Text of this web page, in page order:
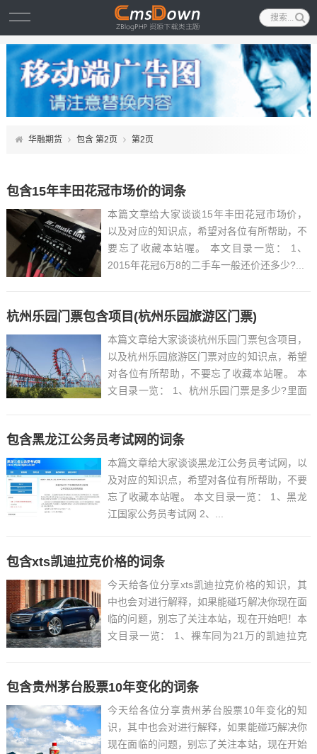
华融期货 包含 第2页 第2页
包含15年丰田花冠市场价的词条
本篇文章给大家谈谈15年丰田花冠市场价，
以及对应的知识点，希望对各位有所帮助，不
要忘了收藏本站喔。 本文目录一览： 1、
2015年花冠6万8的二手车一般还价还多少?...
杭州乐园门票包含项目(杭州乐园旅游区门票)
本篇文章给大家谈谈杭州乐园门票包含项目，
以及杭州乐园旅游区门票对应的知识点，希望
对各位有所帮助，不要忘了收藏本站喔。 本
文目录一览： 1、杭州乐园门票是多少?里面
包含黑龙江公务员考试网的词条
本篇文章给大家谈谈黑龙江公务员考试网，以
及对应的知识点，希望对各位有所帮助，不要
忘了收藏本站喔。 本文目录一览： 1、黑龙
江国家公务员考试网 2、...
包含xts凯迪拉克价格的词条
今天给各位分享xts凯迪拉克价格的知识，其
中也会对进行解释，如果能碰巧解决你现在面
临的问题，别忘了关注本站，现在开始吧！本
文目录一览： 1、裸车同为21万的凯迪拉克
包含贵州茅台股票10年变化的词条
今天给各位分享贵州茅台股票10年变化的知
识，其中也会对进行解释，如果能碰巧解决你
现在面临的问题，别忘了关注本站，现在开始